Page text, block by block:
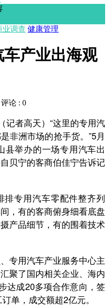
业调查 健康管理
产业出海观
论 : 0
者高天）“这里的专用汽
非洲市场的抢手货。”5月
县举办的一场专用汽车出
贝宁的客商伯佳宁告诉记
专用汽车零配件整齐列
，有的客商俯身细看底盘
产品细节，有的围着技术
用汽车产业服务中心主
聚了国内相关企业、海内
达成20多项合作意向，签
单，成交额超2亿元。